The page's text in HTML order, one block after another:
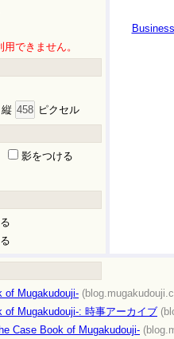
できません。
ピクセル
影をつける
of Mugakudouji-
Mugakudouji-: 時事アーカイブ
Case Book of Mugakudouji-